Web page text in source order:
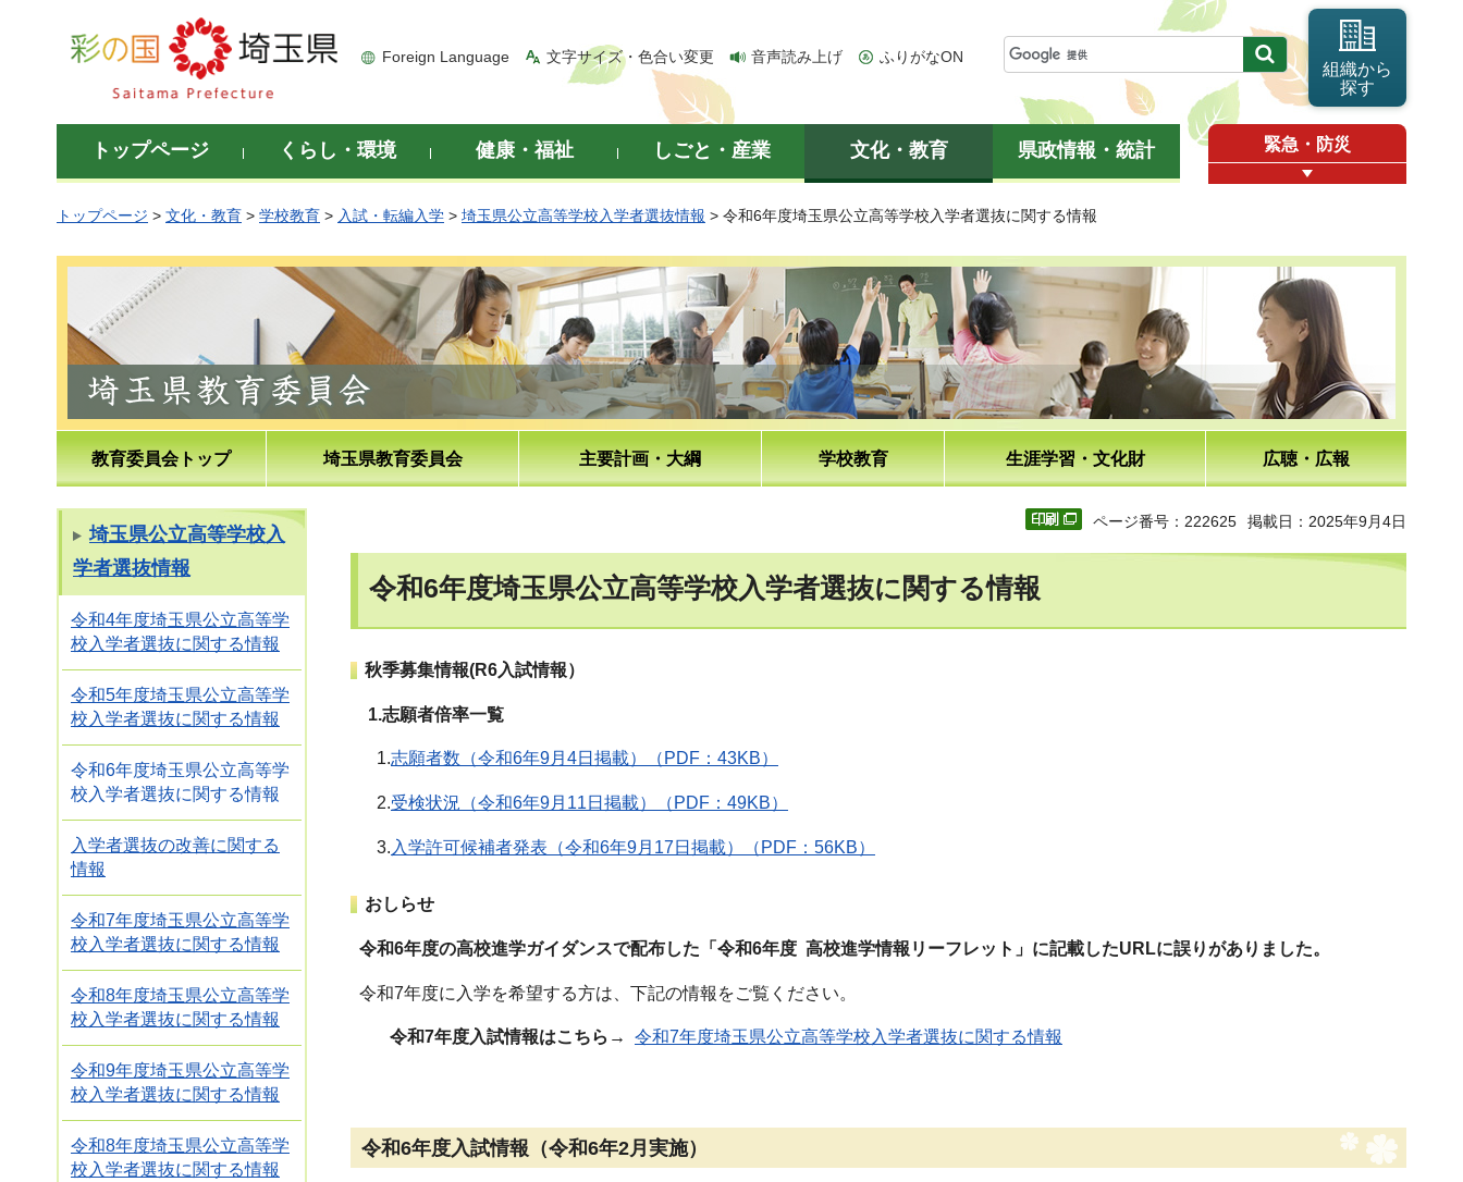
彩の国 埼玉県
Foreign Language 文字サイズ・色合い変更 音声読み上げ ふりがなON
組織から
探す
トップページ くらし・環境 健康・福祉 しごと・産業 文化・教育 県政情報・統計 緊急・防災
トップページ > 文化・教育 > 学校教育 > 入試・転編入学 > 埼玉県公立高等学校入学者選抜情報 > 令和6年度埼玉県公立高等学校入学者選抜に関する情報
教育委員会トップ 埼玉県教育委員会 主要計画・大綱 学校教育 生涯学習・文化財 広聴・広報
埼玉県公立高等学校入
学者選抜情報
令和4年度埼玉県公立高等学
校入学者選抜に関する情報
令和5年度埼玉県公立高等学
校入学者選抜に関する情報
令和6年度埼玉県公立高等学
校入学者選抜に関する情報
入学者選抜の改善に関する
情報
令和7年度埼玉県公立高等学
校入学者選抜に関する情報
令和8年度埼玉県公立高等学
校入学者選抜に関する情報
令和9年度埼玉県公立高等学
校入学者選抜に関する情報
令和8年度埼玉県公立高等学
校入学者選抜に関する情報
ページ番号：222625 掲載日：2025年9月4日
令和6年度埼玉県公立高等学校入学者選抜に関する情報
秋季募集情報(R6入試情報）
1.志願者倍率一覧
1.志願者数（令和6年9月4日掲載）（PDF：43KB）
2.受検状況（令和6年9月11日掲載）（PDF：49KB）
3. 入学許可候補者発表（令和6年9月17日掲載）（PDF：56KB）
おしらせ
令和6年度の高校進学ガイダンスで配布した「令和6年度 高校進学情報リーフレット」に記載したURLに誤りがありました。
令和7年度に入学を希望する方は、下記の情報をご覧ください。
令和7年度入試情報はこちら→ 令和7年度埼玉県公立高等学校入学者選抜に関する情報
令和6年度入試情報（令和6年2月実施）